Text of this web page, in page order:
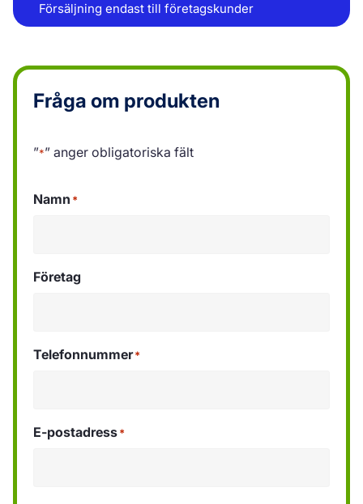
Försäljning endast till företagskunder
Fråga om produkten
”*” anger obligatoriska fält
Namn *
Företag
Telefonnummer*
E-postadress*